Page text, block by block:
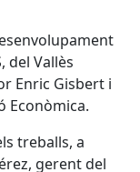
del Vallès
Enric Gisbert i
Econòmica.
treballs, a
gerent del